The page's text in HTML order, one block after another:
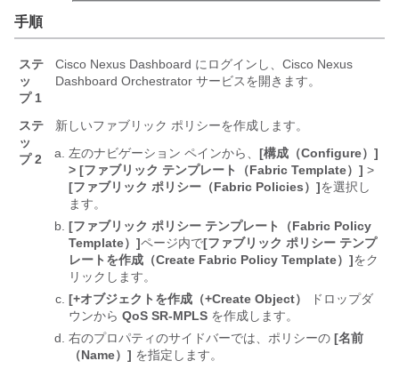
手順
ステ
ッ
プ 1
Cisco Nexus Dashboard にログインし、Cisco Nexus
Dashboard Orchestrator サービスを開きます。
ステ
ッ
プ 2
新しいファブリック ポリシーを作成します。
左のナビゲーション ペインから、 [構成（Configure）]
> [ファブリック テンプレート（Fabric Template）] >
[ファブリック ポリシー（Fabric Policies）]を選択し
ます。
[ファブリック ポリシー テンプレート（Fabric Policy
Template）]ページ内で[ファブリック ポリシー テンプ
レートを作成（Create Fabric Policy Template）]をク
リックします。
[+オブジェクトを作成（+Create Object）
ドロップダ
ウンから QoS SR-MPLS を作成します。
右のプロパティのサイドバーでは、ポリシーの [名前
（Name）] を指定します。